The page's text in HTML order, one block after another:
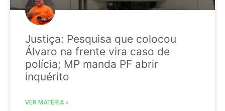
Justiça: Pesquisa que colocou
Álvaro na frente vira caso de
polícia; MP manda PF abrir
inquérito
VER MATÉRIA »